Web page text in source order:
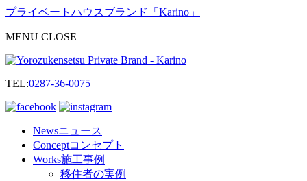
プライベートハウスブランド「Karino」
MENU CLOSE
TEL:0287-36-0075
Newsニュース
Conceptコンセプト
Works施工事例
移住者の実例